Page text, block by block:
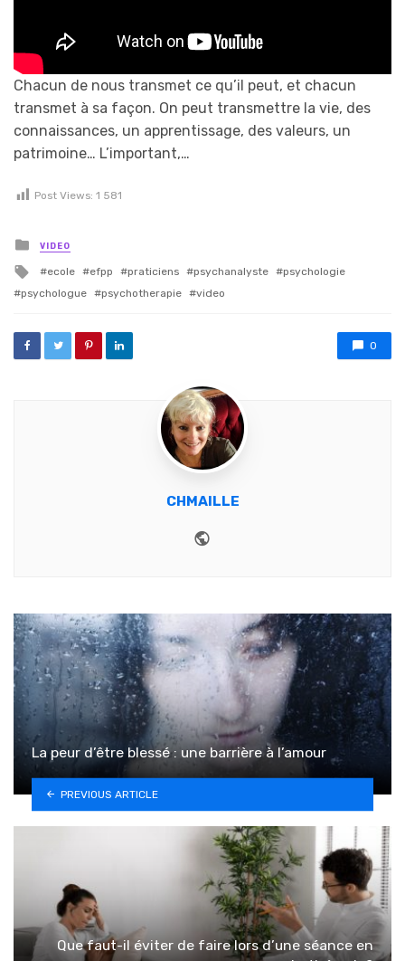
Chacun de nous transmet ce qu’il peut, et chacun
transmet à sa façon. On peut transmettre la vie, des
connaissances, un apprentissage, des valeurs, un
patrimoine… L’important,…
Post Views: 1 581
Posted in
VIDEO
Tagged with
ecole efpp praticiens psychanalyste
psychologie
psychologue
psychotherapie video
0
CHMAILLE
La peur d’être blessé : une barrière à l’amour
PREVIOUS ARTICLE
Que faut-il éviter de faire lors d’une séance en